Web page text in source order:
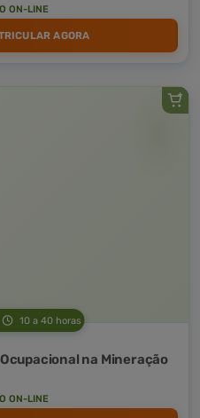
ON-LINE
AGORA
10 a 40 horas
na Mineração
ON-LINE